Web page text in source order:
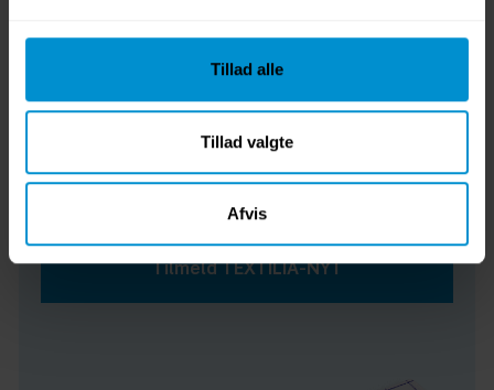
Tillad alle
Tillad valgte
Afvis